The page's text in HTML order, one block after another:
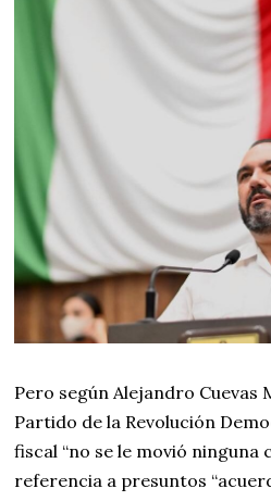
Pero según Alejandro Cuevas
Partido de la Revolución
fiscal “no se le movió ninguna
referencia a presuntos